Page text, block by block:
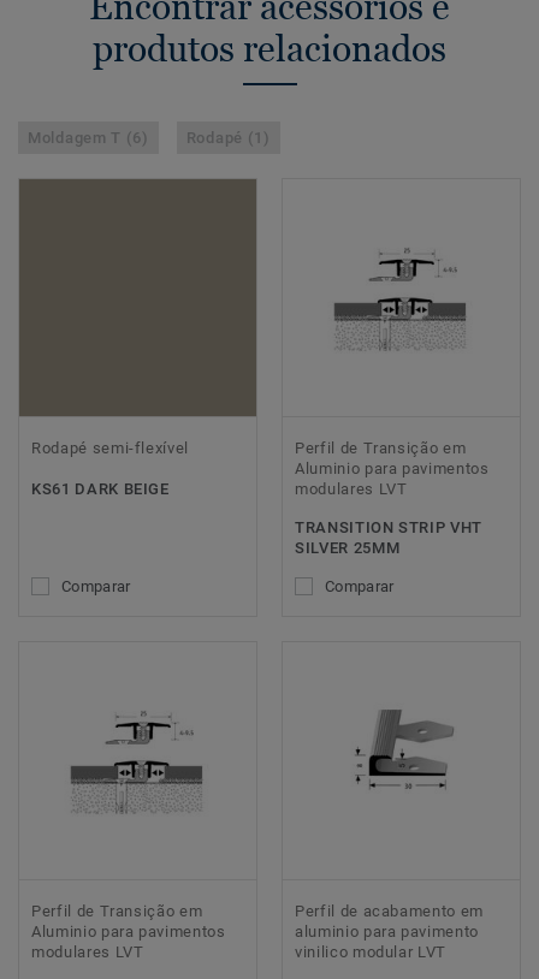
produtos relacionados
Moldagem T (6) Rodapé (1)
Rodapé semi-flexível
KS61 DARK BEIGE
Comparar
Perfil de Transição em
Aluminio para pavimentos
modulares LVT
TRANSITION STRIP VHT
SILVER 25MM
Comparar
Perfil de Transição em
Aluminio para pavimentos
modulares LVT
Perfil de acabamento em
aluminio para pavimento
vinilico modular LVT